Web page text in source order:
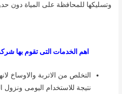
وتسليكها للمحافظة على المياة دون
اهم الخدمات التى تقوم بها
التخلص من الاتربة والاوساخ
نتيجة للاستخدام اليومى